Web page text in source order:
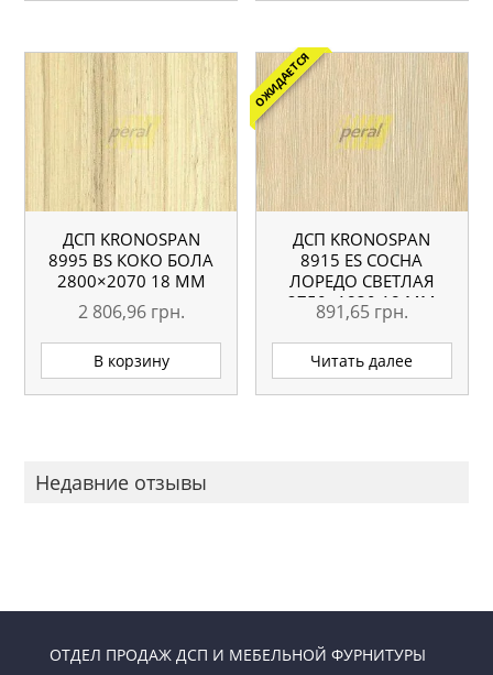
ДСП KRONOSPAN
8995 ВS КОКО БОЛА
2800×2070 18 ММ
2 806,96 грн.
В корзину
ОЖИДАЕТСЯ
ДСП KRONOSPAN
8915 ES СОСНА
ЛОРЕДО СВЕТЛАЯ
2750×1830 18 ММ
891,65 грн.
Читать далее
Недавние отзывы
ОТДЕЛ ПРОДАЖ ДСП И МЕБЕЛЬНОЙ ФУРНИТУРЫ